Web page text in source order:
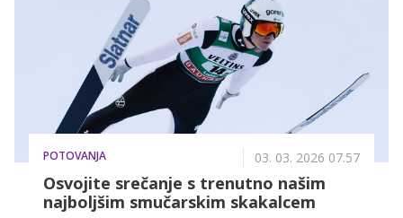
POTOVANJA 03. 03. 2026 07.57
Osvojite srečanje s trenutno našim
najboljšim smučarskim skakalcem